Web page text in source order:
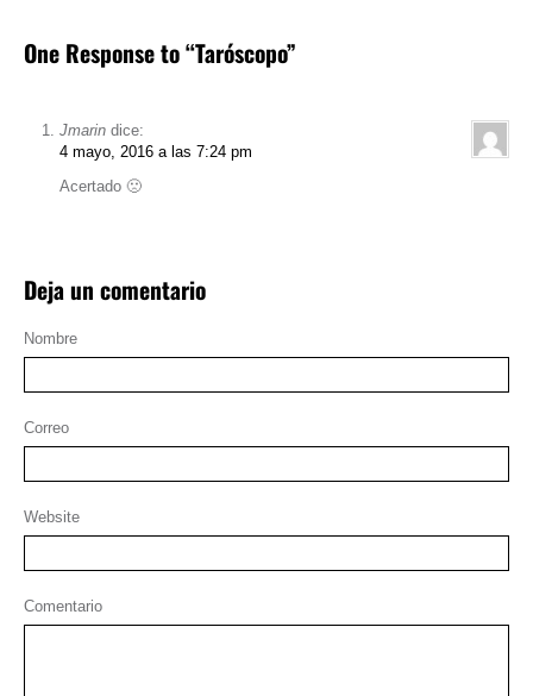
One Response to “Taróscopo”
Jmarin dice:
4 mayo, 2016 a las 7:24 pm
Acertado 🙁
Deja un comentario
Nombre
Correo
Website
Comentario